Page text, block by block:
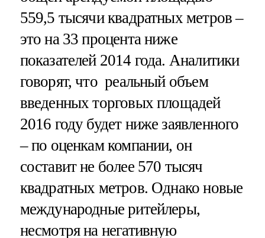
559,5 тысячи квадратных метров –
это на 33 процента ниже
показателей 2014 года. Аналитики
говорят, что реальный объем
введенных торговых площадей
2016 году будет ниже заявленного
– по оценкам компании, он
составит не более 570 тысяч
квадратных метров. Однако новые
международные ритейлеры,
несмотря на негативную